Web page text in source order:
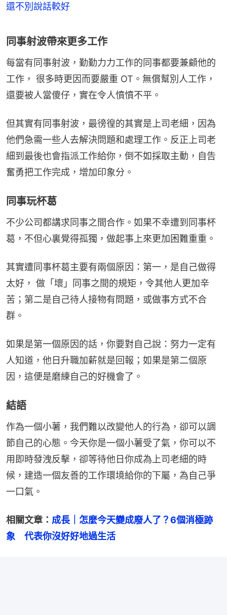
還不別說話較好
同事射波帶來更多工作
每當有同事射波，勤勤力力工作的同事都要兼顧他的
工作， 很多時更因而要嚴重 OT。無償幫別人工作，
還要被人當傻仔，實在令人憤憤不平。
但其實有同事射波，最徬徨的其實是上司老細，因為
他們急需一些人去解決問題和處理工作。反正上司老
細到最後也會指派工作給你，倒不如採取主動，自告
奮勇把工作完成，增加印象分。
同事玩杯葛
不少公司都講求同事之間合作。如果不幸遭到同事杯
葛，不但心裏覺得孤獨，做起事上來更加困難重重。
其實遭同事杯葛主要有兩個原因：第一，是自己做得
太好， 做「壞」同事之間的規矩，令其他人更加辛
苦；第二是自己待人接物有問題，或做事方式不合
群。
如果是第一個原因的話，你要對自己說：努力一定有
人知道，他日升職加薪就是回報；如果是第二個原
因，這便是磨練自己的好機會了。
結語
作為一個小薯，我們難以改變他人的行為，卻可以調
節自己的心態。今天你是一個小薯受了氣，你可以不
用即時發洩反擊，卻等待他日你成為上司老細的時
候，建造一個友善的工作環境給你的下屬，為自己爭
一口氣。
相關文章： 成長｜怎麼今天變成廢人了？6個消極跡
象　代表你沒好好地過生活